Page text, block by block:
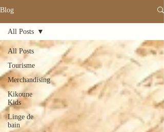
Blog
All Posts
Tourisme
Merchandising
Kikoune
Kids
Linge de
bain
All Posts